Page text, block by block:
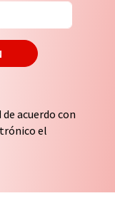
acuerdo con
el
Sus
. LUMITOS